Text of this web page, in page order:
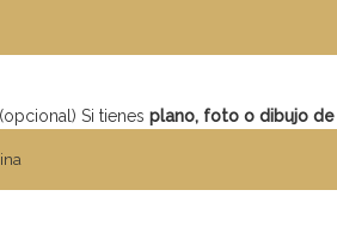
Si tienes plano, foto o dibujo